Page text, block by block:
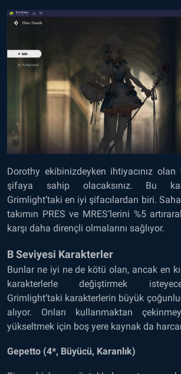
Dorothy ekibinizdeyken ihtiyacınız
şifaya sahip olacaksınız. Bu
Grimlight’taki en iyi şifacılardan biri.
takımın PRES ve MRES’lerini %5
karşı daha dirençli olmalarını sağlıyor.
B Seviyesi Karakterler
Bunlar ne iyi ne de kötü olan, ancak en
karakterlerle değiştirmek
Grimlight’taki karakterlerin büyük
alıyor. Onları kullanmaktan
yükseltmek için boş yere kaynak da
Gepetto (4*, Büyücü, Karanlık)